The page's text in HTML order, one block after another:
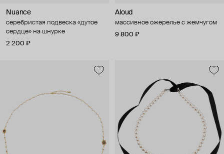
Nuance
серебристая подвеска «дутое
сердце» на шнурке
2 200 ₽
Aloud
массивное ожерелье с жемчугом
9 800 ₽